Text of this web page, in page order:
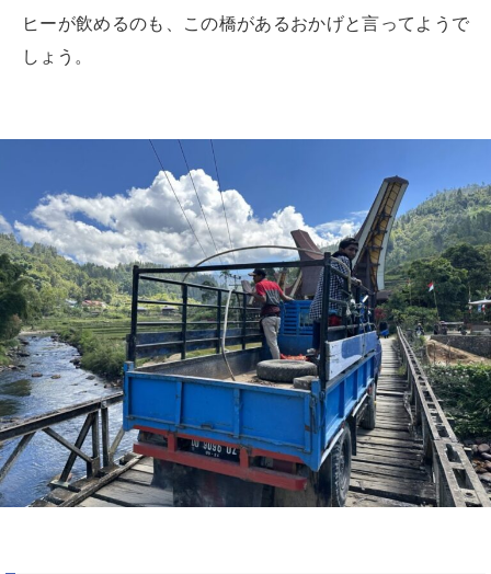
ヒーが飲めるのも、この橋があるおかげと言ってようで
しょう。